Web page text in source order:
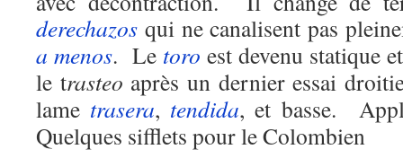
derechazos qui ne canalisent pas
a menos. Le toro est devenu statique
le trasteo après un dernier essai
lame trasera, tendida, et basse.
Quelques sifflets pour le Colombien